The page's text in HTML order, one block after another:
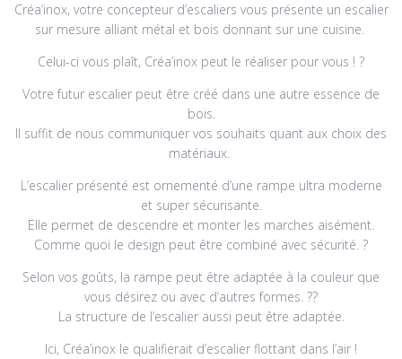
Créa’inox, votre concepteur d’escaliers vous présente un escalier
sur mesure alliant métal et bois donnant sur une cuisine.
Celui-ci vous plaît, Créa’inox peut le réaliser pour vous ! ?
Votre futur escalier peut être créé dans une autre essence de
bois.
Il suffit de nous communiquer vos souhaits quant aux choix des
matériaux.
L’escalier présenté est ornementé d’une rampe ultra moderne
et super sécurisante.
Elle permet de descendre et monter les marches aisément.
Comme quoi le design peut être combiné avec sécurité. ?
Selon vos goûts, la rampe peut être adaptée à la couleur que
vous désirez ou avec d’autres formes. ??
La structure de l’escalier aussi peut être adaptée.
Ici, Créa’inox le qualifierait d’escalier flottant dans l’air !